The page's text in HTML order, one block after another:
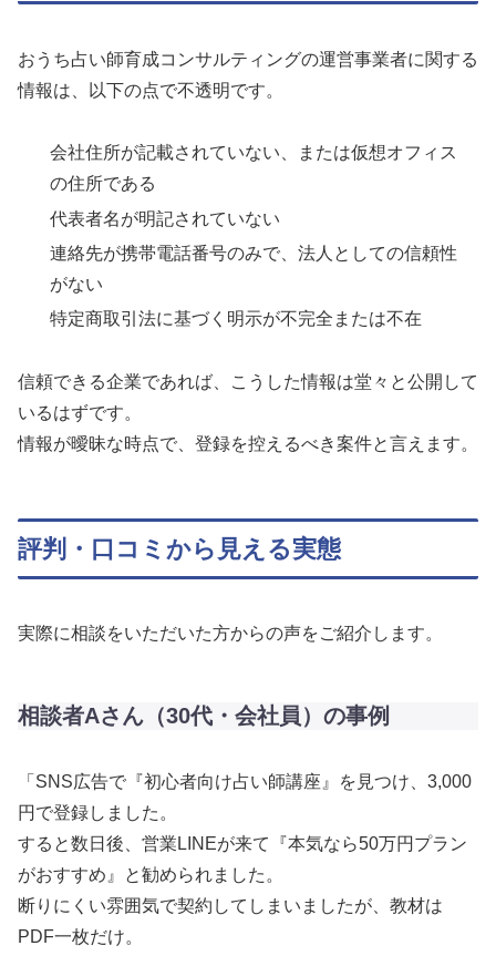
おうち占い師育成コンサルティングの運営事業者に関する
情報は、以下の点で不透明です。
会社住所が記載されていない、または仮想オフィス
の住所である
代表者名が明記されていない
連絡先が携帯電話番号のみで、法人としての信頼性
がない
特定商取引法に基づく明示が不完全または不在
信頼できる企業であれば、こうした情報は堂々と公開して
いるはずです。
情報が曖昧な時点で、登録を控えるべき案件と言えます。
評判・口コミから見える実態
実際に相談をいただいた方からの声をご紹介します。
相談者Aさん（30代・会社員）の事例
「SNS広告で『初心者向け占い師講座』を見つけ、3,000
円で登録しました。
すると数日後、営業LINEが来て『本気なら50万円プラン
がおすすめ』と勧められました。
断りにくい雰囲気で契約してしまいましたが、教材は
PDF一枚だけ。